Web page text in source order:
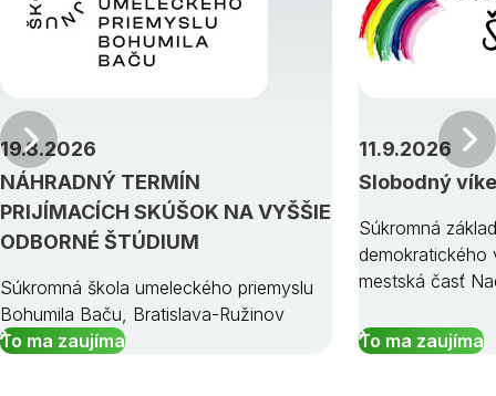
NÁHRADNÝ TERMÍN
PRIJÍMACÍCH SKÚŠOK NA VYŠŠIE
ODBORNÉ ŠTÚDIUM
19.8.2026
Súkromná škola umeleckého priemyslu
Bohumila Baču, Bratislava-Ružinov
To ma zaujíma
Slobodný
11.9.2026
Súkromná
demokratického
mestská časť
To ma zaujíma
Predchádzajúci